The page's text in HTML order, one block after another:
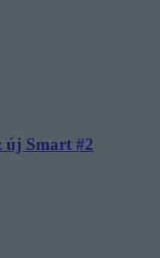
új Smart #2